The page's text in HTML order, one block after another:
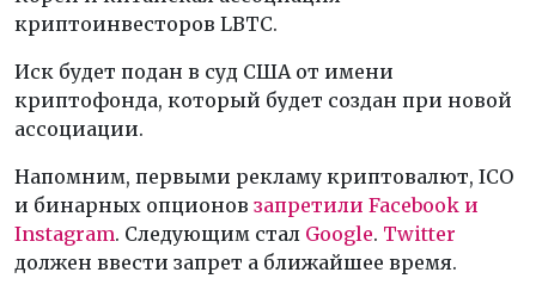
криптоинвесторов LBTC.
Иск будет подан в суд США от имени
криптофонда, который будет создан при новой
ассоциации.
Напомним, первыми рекламу криптовалют, ICO
и бинарных опционов запретили Facebook и
Instagram. Следующим стал Google. Twitter
должен ввести запрет а ближайшее время.